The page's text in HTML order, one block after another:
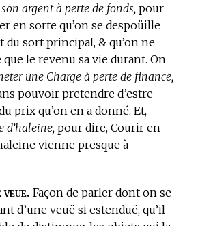
argent à perte de fonds, pour
en sorte qu’on se despoüille
sort principal, & qu’on ne
que le revenu sa vie durant. On
une Charge à perte de finance,
pouvoir pretendre d’estre
prix qu’on en a donné. Et,
d’haleine, pour dire, Courir en
vienne presque à
Façon de parler dont on se
d’une veuë si estenduë, qu’il